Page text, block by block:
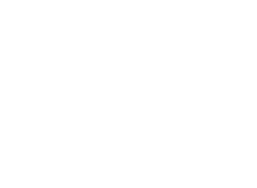
Pero todo ello viene
de Federico García
Argentinita o ver
exposición estará
bien entrada la